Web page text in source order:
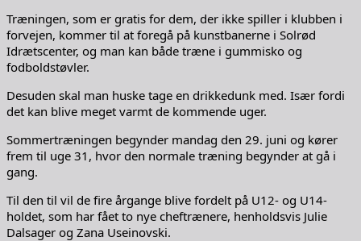
Træningen, som er gratis for dem, der ikke spiller i klubben i
forvejen, kommer til at foregå på kunstbanerne i Solrød
Idrætscenter, og man kan både træne i gummisko og
fodboldstøvler.
Desuden skal man huske tage en drikkedunk med. Især fordi
det kan blive meget varmt de kommende uger.
Sommertræningen begynder mandag den 29. juni og kører
frem til uge 31, hvor den normale træning begynder at gå i
gang.
Til den til vil de fire årgange blive fordelt på U12- og U14-
holdet, som har fået to nye cheftrænere, henholdsvis Julie
Dalsager og Zana Useinovski.